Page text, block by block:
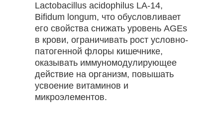
Lactobacillus acidophilus LA-14,
Bifidum longum, что обусловливает
его свойства снижать уровень AGEs
в крови, ограничивать рост условно-
патогенной флоры кишечнике,
оказывать иммуномодулирующее
действие на организм, повышать
усвоение витаминов и
микроэлементов.